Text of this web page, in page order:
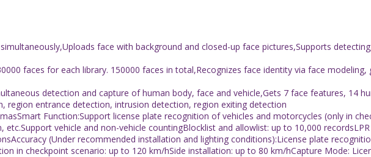
face with background and closed-up face pictures,Supports
faces for each library. 150000 faces in total,Recognizes face identity via face
detection and capture of human body, face and vehicle,Gets 7 face features, 14
region entrance detection, intrusion detection, region exiting detection
Smart Function:Support license plate recognition of vehicles and motorcycles (only in
vehicle and non-vehicle countingBlocklist and allowlist: up to 10,000
(Under recommended installation and lighting conditions):License plate
in checkpoint scenario: up to 120 km/hSide installation: up to 80 km/hCapture Mode: